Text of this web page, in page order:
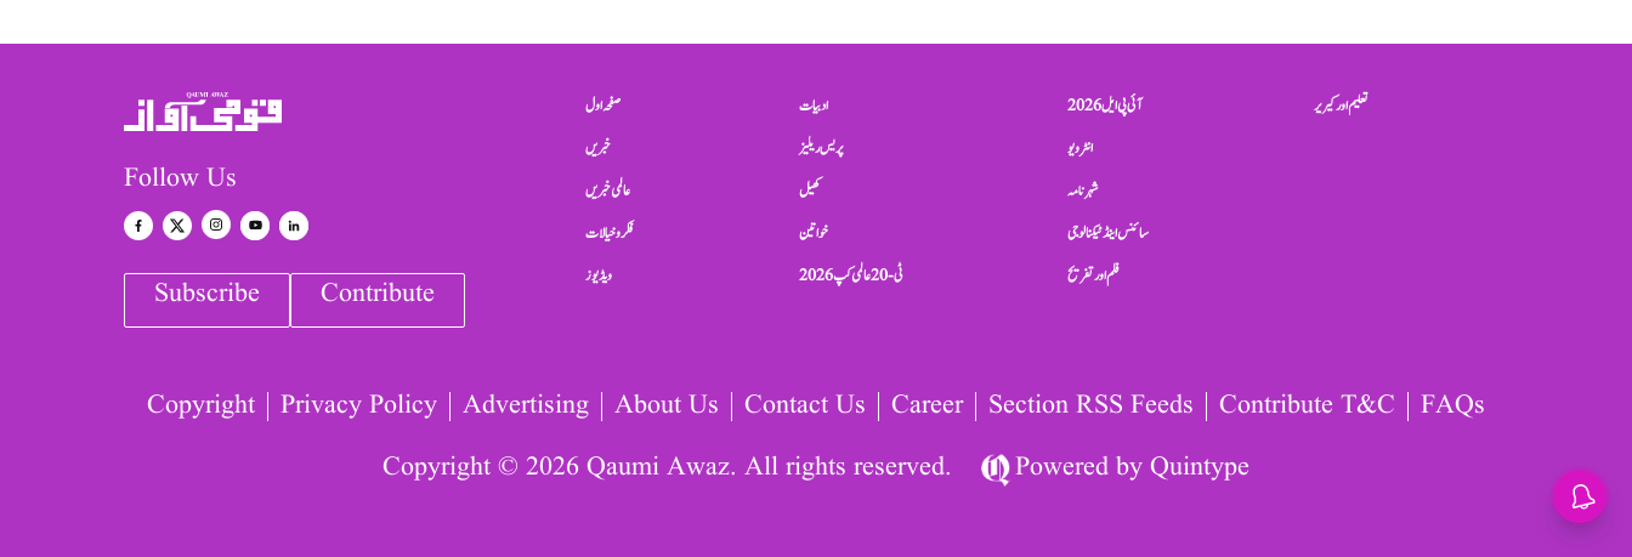
Follow Us
Subscribe Contribute
صفحہ اول
خبریں
عالمی خبریں
فکر و خیالات
ویڈیوز
ادبیات
پریس ریلیز
کھیل
خواتین
ٹی-20 عالمی کپ 2026
آئی پی ایل 2026
انٹرویو
شہرنامہ
سائنس اینڈ ٹیکنالوجی
فلم اور تفریح
تعلیم اور کیریر
Copyright Privacy Policy Advertising About Us Contact Us Career Section RSS Feeds Contribute T&C
FAQs
Copyright © 2026 Qaumi Awaz. All rights reserved.
Powered byQuintype